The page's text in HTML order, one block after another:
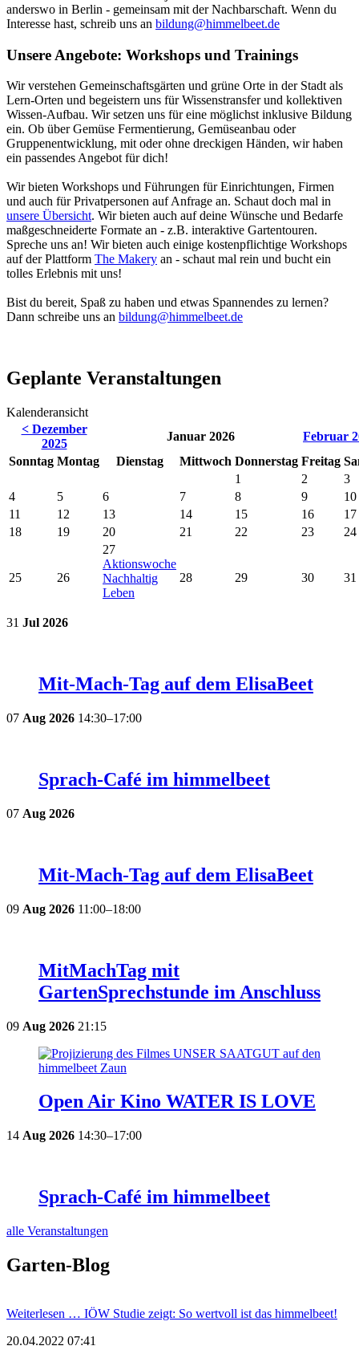
anderswo in Berlin - gemeinsam mit der Nachbarschaft. Wenn du
Interesse hast, schreib uns an bildung@himmelbeet.de
Unsere Angebote: Workshops und Trainings
Wir verstehen Gemeinschaftsgärten und grüne Orte in der Stadt als
Lern-Orten und begeistern uns für Wissenstransfer und kollektiven
Wissen-Aufbau. Wir setzen uns für eine möglichst inklusive Bildung
ein. Ob über Gemüse Fermentierung, Gemüseanbau oder
Gruppenentwicklung, mit oder ohne dreckigen Händen, wir haben
ein passendes Angebot für dich!
Wir bieten Workshops und Führungen für Einrichtungen, Firmen
und auch für Privatpersonen auf Anfrage an. Schaut doch mal in
unsere Übersicht. Wir bieten auch auf deine Wünsche und Bedarfe
maßgeschneiderte Formate an - z.B. interaktive Gartentouren.
Spreche uns an! Wir bieten auch einige kostenpflichtige Workshops
auf der Plattform The Makery an - schaut mal rein und bucht ein
tolles Erlebnis mit uns!
Bist du bereit, Spaß zu haben und etwas Spannendes zu lernen?
Dann schreibe uns an bildung@himmelbeet.de
Geplante Veranstaltungen
Kalenderansicht
< Dezember
2025
Januar 2026
Februar
Sonntag Montag Dienstag Mittwoch Donnerstag Freitag Sa
1
2
3
4
5 6 7 8 9
10
11
12 13 14 15 16
17
18
19 20 21 22 23 24
25 26
27
Aktionswoche
Nachhaltig
Leben
28 29 30 31
31 Jul 2026
Mit-Mach-Tag auf dem ElisaBeet
07 Aug 2026 14:30–17:00
Sprach-Café im himmelbeet
07 Aug 2026
Mit-Mach-Tag auf dem ElisaBeet
09 Aug 2026 11:00–18:00
MitMachTag mit
GartenSprechstunde im Anschluss
09 Aug 2026 21:15
Open Air Kino WATER IS LOVE
14 Aug 2026 14:30–17:00
Sprach-Café im himmelbeet
alle Veranstaltungen
Garten-Blog
Weiterlesen … IÖW Studie zeigt: So wertvoll ist das himmelbeet!
20.04.2022 07:41